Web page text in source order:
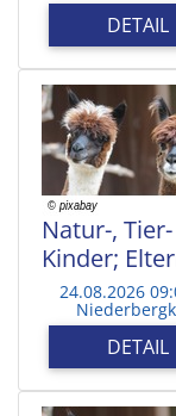
DETAIL
Natur-,
Kinder;
24.08.2026
DETAIL